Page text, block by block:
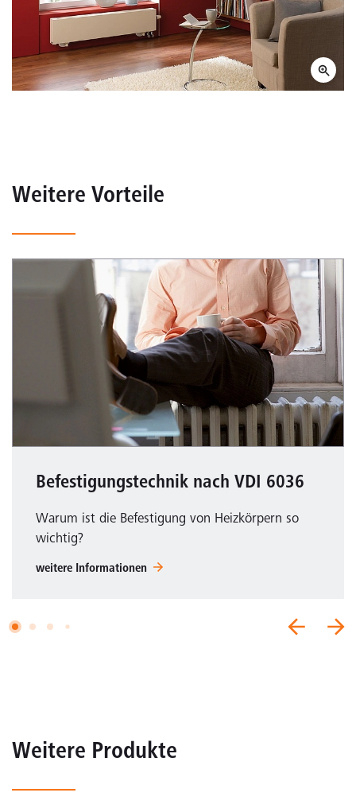
Weitere Vorteile
Befestigungstechnik nach VDI 6036
Warum ist die Befestigung von Heizkörpern so
wichtig?
weitere Informationen
Weitere Produkte